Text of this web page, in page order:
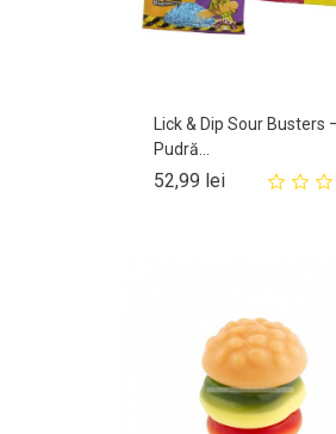
Lick & Dip Sour Busters
Pudră...
52,99 leiPret